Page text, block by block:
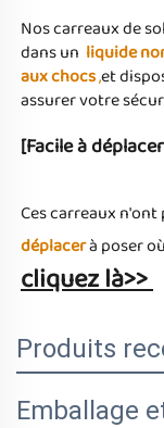
Nos carreaux de
dans un liquide
aux chocs ,et
assurer votre
[Facile à
Ces carreaux
déplacer à poser
cliquez là>>
Produits
Emballage